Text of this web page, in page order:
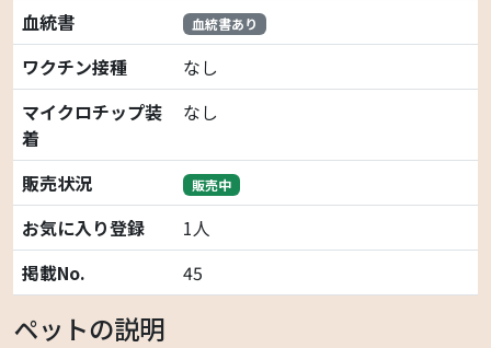
血統書
血統書あり
ワクチン接種
なし
マイクロチップ装
着
なし
販売状況 販売中
お気に入り登録
1人
掲載No.
45
ペットの説明